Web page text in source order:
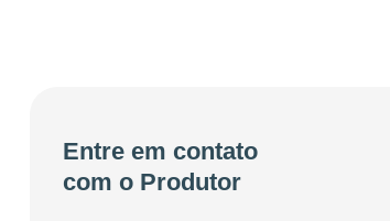
Entre em contato
com o Produtor